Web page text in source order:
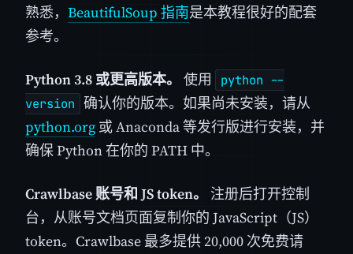
熟悉， BeautifulSoup 指南是本教程很好的配套
参考。
Python 3.8 或更高版本。 使用
python --
version 确认你的版本。如果尚未安装，请从
python.org 或 Anaconda 等发行版进行安装，并
确保 Python 在你的 PATH 中。
Crawlbase 账号和 JS token。
注册后打开控制
台，从账号文档页面复制你的 JavaScript（JS）
token。Crawlbase 最多提供 20,000 次免费请